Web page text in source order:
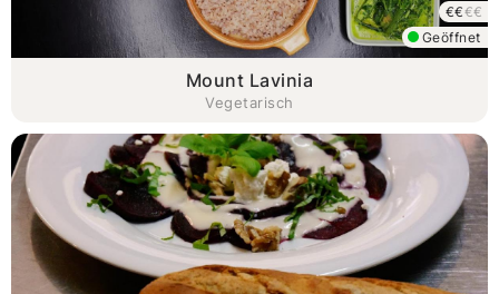
Mount Lavinia
Vegetarisch
Geöffnet
€€€€